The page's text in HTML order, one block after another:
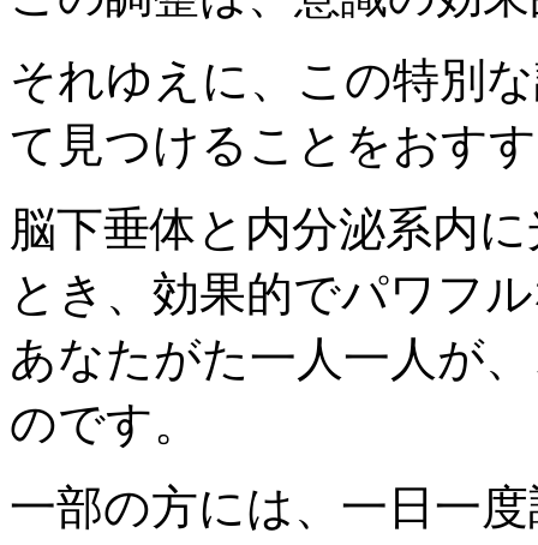
それゆえに、この特別
て見つけることをおす
脳下垂体と内分泌系内
とき、効果的でパワフ
あなたがた一人一人が
のです。
一部の方には、一日一